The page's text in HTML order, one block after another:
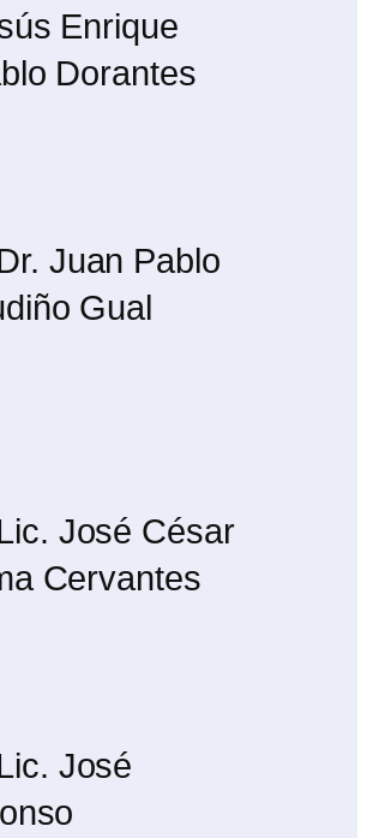
Enrique
Dorantes
Juan Pablo
Gual
José César
Cervantes
José